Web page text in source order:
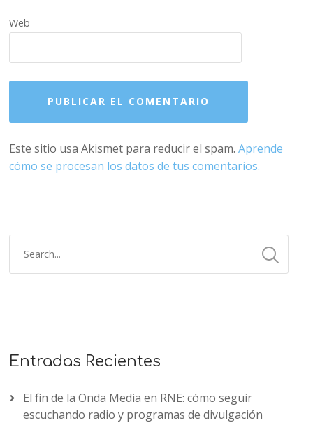
Web
Este sitio usa Akismet para reducir el spam.Aprende
cómo se procesan los datos de tus comentarios.
Entradas Recientes
El fin de la Onda Media en RNE: cómo seguir
escuchando radio y programas de divulgación